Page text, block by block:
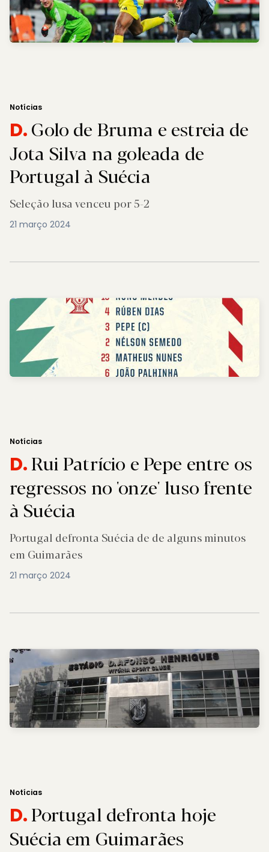
Notícias
D.Golo de Bruma e estreia de
Jota Silva na goleada de
Portugal à Suécia
Seleção lusa venceu por 5-2
21 março 2024
Notícias
D.Rui Patrício e Pepe entre os
regressos no 'onze' luso frente
à Suécia
Portugal defronta Suécia de de alguns minutos
em Guimarães
21 março 2024
Notícias
D.Portugal defronta hoje
Suécia em Guimarães